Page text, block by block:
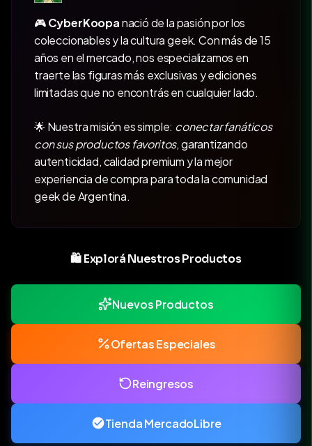
🎮CyberKoopanació de la pasión por los
coleccionables y la cultura geek. Con más de 15
años en el mercado, nos especializamos en
traerte las figuras más exclusivas y ediciones
limitadas que no encontrás en cualquier lado.
🌟 Nuestra misión es simple: conectar fanáticos
con sus productos favoritos, garantizando
autenticidad, calidad premium y la mejor
experiencia de compra para toda la comunidad
geek de Argentina.
🛍️ Explorá Nuestros Productos
Nuevos Productos
Ofertas Especiales
Reingresos
Tienda MercadoLibre